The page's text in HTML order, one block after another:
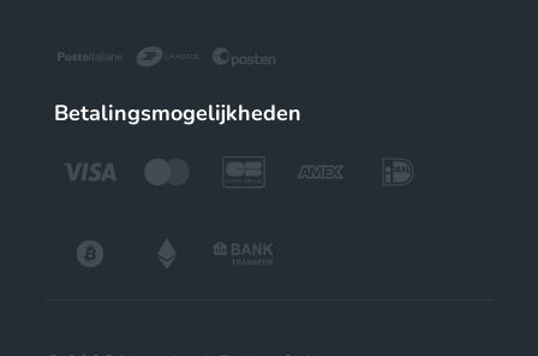
Betalingsmogelijkheden